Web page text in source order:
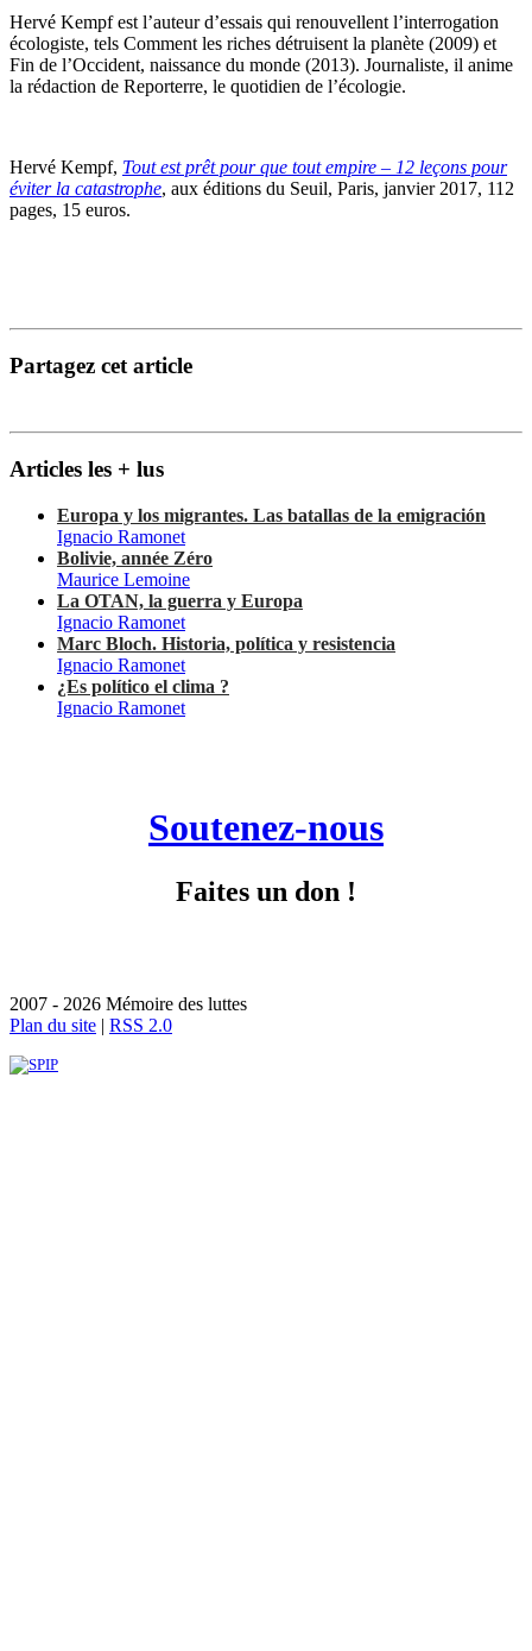
Hervé Kempf est l’auteur d’essais qui renouvellent l’interrogation
écologiste, tels Comment les riches détruisent la planète (2009) et
Fin de l’Occident, naissance du monde (2013). Journaliste, il anime
la rédaction de Reporterre, le quotidien de l’écologie.
Hervé Kempf, Tout est prêt pour que tout empire – 12 leçons pour
éviter la catastrophe, aux éditions du Seuil, Paris, janvier 2017, 112
pages, 15 euros.
Partagez cet article
Articles les + lus
Europa y los migrantes. Las batallas de la emigración
Ignacio Ramonet
Bolivie, année Zéro
Maurice Lemoine
La OTAN, la guerra y Europa
Ignacio Ramonet
Marc Bloch. Historia, política y resistencia
Ignacio Ramonet
¿Es político el clima ?
Ignacio Ramonet
Soutenez-nous
Faites un don !
2007 - 2026 Mémoire des luttes
Plan du site | RSS 2.0